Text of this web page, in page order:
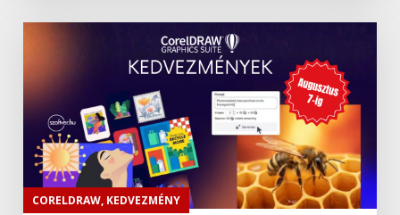
CORELDRAW, KEDVEZMÉNY